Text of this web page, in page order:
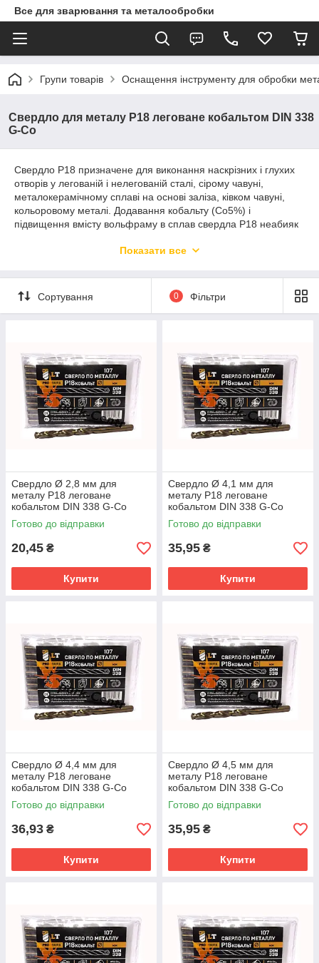
Все для зварювання та металообробки
Групи товарів Оснащення інструменту для обробки
Свердло для металу Р18 леговане кобальтом DIN 338
G-Co
Свердло Р18 призначене для виконання наскрізних і глухих
отворів у легованій і нелегованій сталі, сірому чавуні,
металокерамічному сплаві на основі заліза, ківком чавуні,
кольоровому металі. Додавання кобальту (Со5%) і
підвищення вмісту вольфраму в сплав свердла Р18 неабияк
обробляти більш тверді та в'язкі сплави, як-от неіржавка
неабияк збільшує ресурс свердла.
Показати все
Сортування 0 Фільтри
Свердло Ø 2,8 мм для
металу P18 леговане
кобальтом DIN 338 G-Co
Готово до відправки
20,45 ₴
Купити
Свердло Ø 4,1 мм для
металу P18 леговане
кобальтом DIN 338 G-Co
Готово до відправки
35,95 ₴
Купити
Свердло Ø 4,4 мм для
металу P18 леговане
кобальтом DIN 338 G-Co
Готово до відправки
36,93 ₴
Купити
Свердло Ø 4,5 мм для
металу P18 леговане
кобальтом DIN 338 G-Co
Готово до відправки
35,95 ₴
Купити